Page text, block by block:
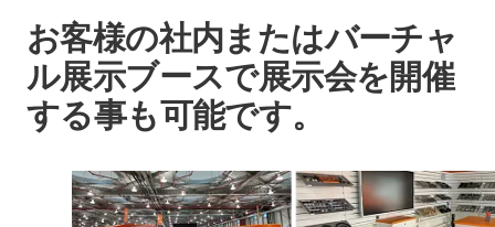
お客様の社内またはバーチャ
ル展示ブースで展示会を開催
する事も可能です。